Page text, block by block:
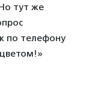
тут же
по телефону